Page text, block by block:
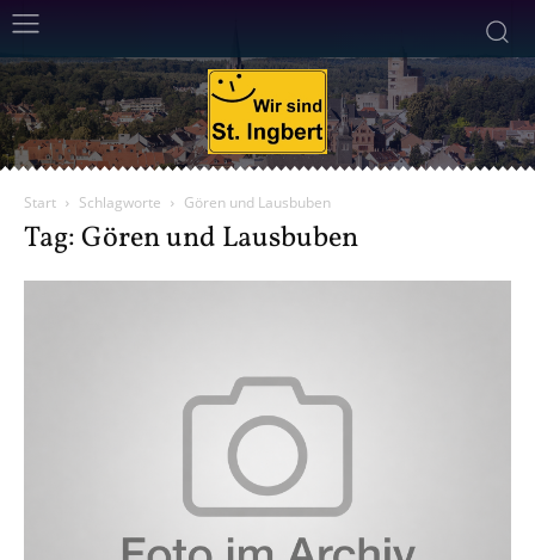
Start Schlagworte Gören und Lausbuben
Tag: Gören und Lausbuben